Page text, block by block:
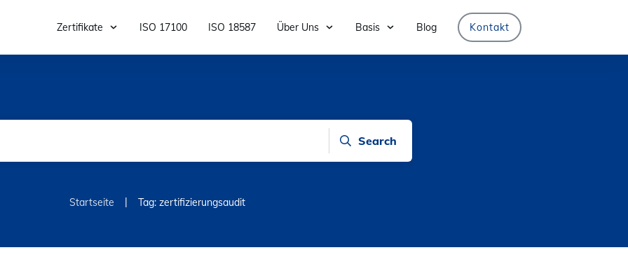
Zertifikate ISO 17100 ISO 18587 Über Uns Basis Blog Kontakt
Search
Startseite Tag: zertifizierungsaudit